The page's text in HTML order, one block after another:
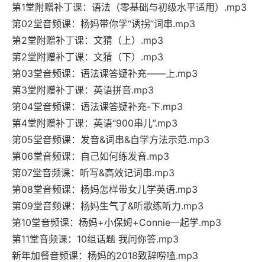
第1堂附赠补丁课：语法（零基础与初级水平适用）.mp3
第02堂音频课：杨妈带你学“诱拐”词串.mp3
第2堂附赠补丁课：文猜（上）.mp3
第2堂附赠补丁课：文猜（下）.mp3
第03堂音频课：语法课答疑补充——上.mp3
第3堂附赠补丁课：英语拼音.mp3
第04堂音频课：语法课答疑补充-下.mp3
第4堂附赠补丁课：英语“900串儿”.mp3
第05堂音频课：发音&词串&自学方法示范.mp3
第06堂音频课：自己如何练发音.mp3
第07堂音频课：听写&高效记词串.mp3
第08堂音频课：杨妈怎样带女儿学英语.mp3
第09堂音频课：杨妈生气了&听歌练听力.mp3
第10堂音频课：杨妈+小保姆+Connie一起学.mp3
第11堂音频课：10组话题 我问你答.mp3
新年加餐音频课：杨妈的2018致辞唠嗑.mp3